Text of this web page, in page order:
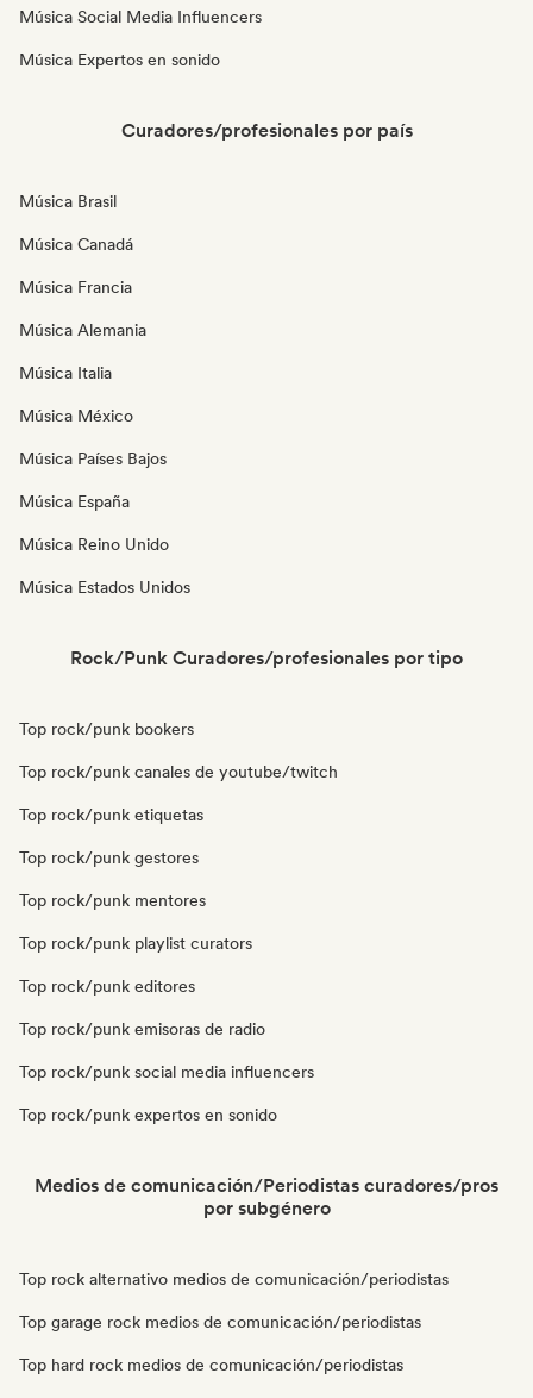
Música Social Media Influencers
Música Expertos en sonido
Curadores/profesionales por país
Música Brasil
Música Canadá
Música Francia
Música Alemania
Música Italia
Música México
Música Países Bajos
Música España
Música Reino Unido
Música Estados Unidos
Rock/Punk Curadores/profesionales por tipo
Top rock/punk bookers
Top rock/punk canales de youtube/twitch
Top rock/punk etiquetas
Top rock/punk gestores
Top rock/punk mentores
Top rock/punk playlist curators
Top rock/punk editores
Top rock/punk emisoras de radio
Top rock/punk social media influencers
Top rock/punk expertos en sonido
Medios de comunicación/Periodistas curadores/pros
por subgénero
Top rock alternativo medios de comunicación/periodistas
Top garage rock medios de comunicación/periodistas
Top hard rock medios de comunicación/periodistas